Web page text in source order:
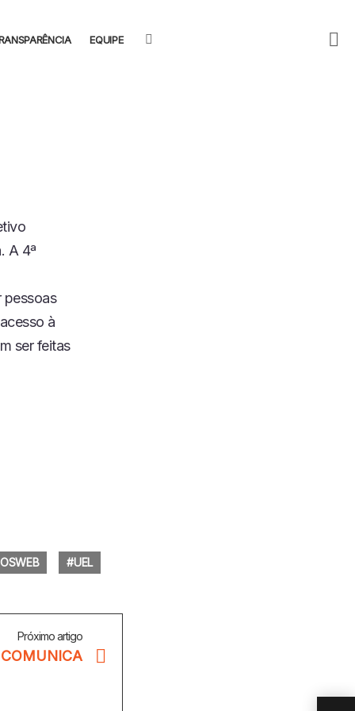
EQUIPE
A 4ª
pessoas
à
ser feitas
UEL
Próximo artigo